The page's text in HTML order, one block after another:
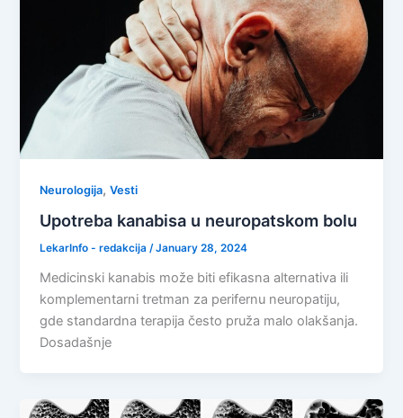
Neurologija,Vesti
Upotreba kanabisa u neuropatskom bolu
LekarInfo - redakcija/January 28, 2024
Medicinski kanabis može biti efikasna alternativa ili
komplementarni tretman za perifernu neuropatiju,
gde standardna terapija često pruža malo olakšanja.
Dosadašnje